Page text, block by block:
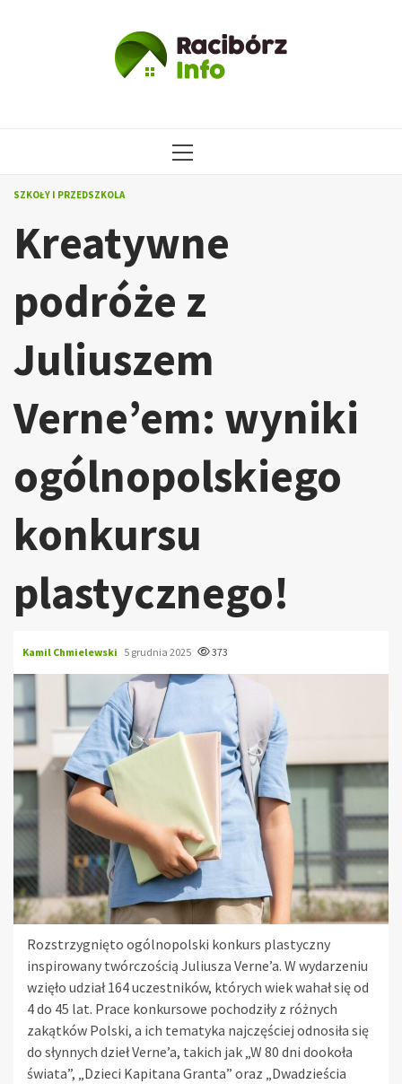
MENU
SZKOŁY I PRZEDSZKOLA
Kreatywne
podróże z
Juliuszem
Verne’em: wyniki
ogólnopolskiego
konkursu
plastycznego!
Kamil Chmielewski 5 grudnia 2025 373
Rozstrzygnięto ogólnopolski konkurs plastyczny
inspirowany twórczością Juliusza Verne’a. W wydarzeniu
wzięło udział 164 uczestników, których wiek wahał się od
4 do 45 lat. Prace konkursowe pochodziły z różnych
zakątków Polski, a ich tematyka najczęściej odnosiła się
do słynnych dzieł Verne’a, takich jak „W 80 dni dookoła
świata”, „Dzieci Kapitana Granta” oraz „Dwadzieścia